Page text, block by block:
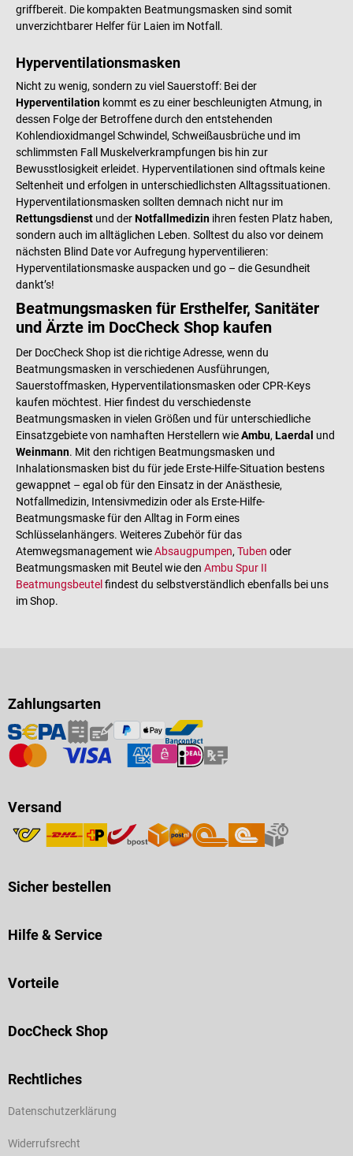
griffbereit. Die kompakten Beatmungsmasken sind somit
unverzichtbarer Helfer für Laien im Notfall.
Hyperventilationsmasken
Nicht zu wenig, sondern zu viel Sauerstoff: Bei der
Hyperventilation kommt es zu einer beschleunigten Atmung, in
dessen Folge der Betroffene durch den entstehenden
Kohlendioxidmangel Schwindel, Schweißausbrüche und im
schlimmsten Fall Muskelverkrampfungen bis hin zur
Bewusstlosigkeit erleidet. Hyperventilationen sind oftmals keine
Seltenheit und erfolgen in unterschiedlichsten Alltagssituationen.
Hyperventilationsmasken sollten demnach nicht nur im
Rettungsdienst und derNotfallmedizin ihren festen Platz haben,
sondern auch im alltäglichen Leben. Solltest du also vor deinem
nächsten Blind Date vor Aufregung hyperventilieren:
Hyperventilationsmaske auspacken und go – die Gesundheit
dankt’s!
Beatmungsmasken für Ersthelfer, Sanitäter
und Ärzte im DocCheck Shop kaufen
Der DocCheck Shop ist die richtige Adresse, wenn du
Beatmungsmasken in verschiedenen Ausführungen,
Sauerstoffmasken, Hyperventilationsmasken oder CPR-Keys
kaufen möchtest. Hier findest du verschiedenste
Beatmungsmasken in vielen Größen und für unterschiedliche
Einsatzgebiete von namhaften Herstellern wieAmbu, Laerdal und
Weinmann. Mit den richtigen Beatmungsmasken und
Inhalationsmasken bist du für jede Erste-Hilfe-Situation bestens
gewappnet – egal ob für den Einsatz in der Anästhesie,
Notfallmedizin, Intensivmedizin oder als Erste-Hilfe-
Beatmungsmaske für den Alltag in Form eines
Schlüsselanhängers. Weiteres Zubehör für das
Atemwegsmanagement wieAbsaugpumpen, Tuben oder
Beatmungsmasken mit Beutel wie den Ambu Spur II
Beatmungsbeutel findest du selbstverständlich ebenfalls bei uns
im Shop.
Zahlungsarten
Versand
Sicher bestellen
Hilfe & Service
Vorteile
DocCheck Shop
Rechtliches
Datenschutzerklärung
Widerrufsrecht